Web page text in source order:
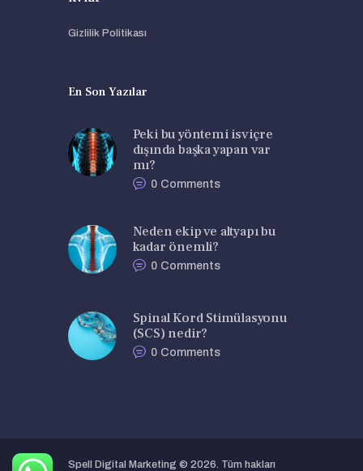
Gizlilik Politikası
En Son Yazılar
Peki bu yöntemi isviçre
dışında başka yapan var
mı?
0 Comments
Neden ekip ve altyapı bu
kadar önemli?
0 Comments
Spinal Kord Stimülasyonu
(SCS) nedir?
0 Comments
Spell Digital Marketing © 2026. Tüm hakları